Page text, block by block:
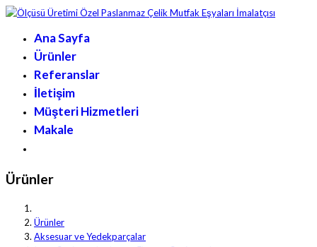
Ana Sayfa
Ürünler
Referanslar
İletişim
Müşteri Hizmetleri
Makale
Ürünler
Ürünler
Aksesuar ve Yedekparçalar